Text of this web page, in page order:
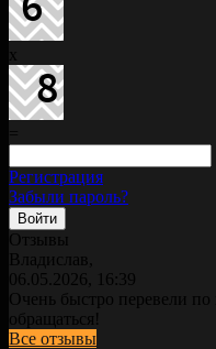
x
Регистрация
Забыли пароль?
Отзывы
Владислав,
06.05.2026, 16:39
Очень быстро перевели
обращаться!
Все отзывы